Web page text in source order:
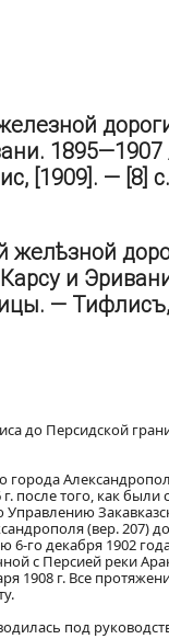
[1909]. — [8]
желѣзной
и
—
до Персидской
города
после того, как
(вер. 207)
6-го декабря 1902
с Персией реки
1908 г. Все
под